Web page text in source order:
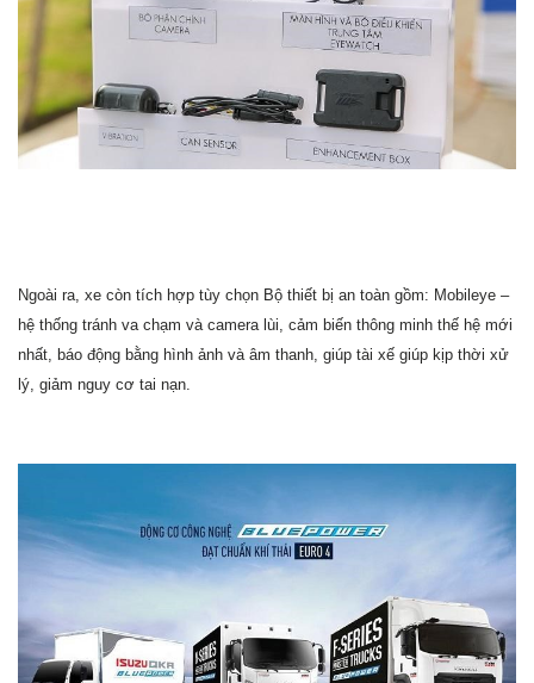
Ngoài ra, xe còn tích hợp tùy chọn Bộ thiết bị an toàn gồm: Mobileye –
hệ thống tránh va chạm và camera lùi, cảm biến thông minh thế hệ mới
nhất, báo động bằng hình ảnh và âm thanh, giúp tài xế giúp kịp thời xử
lý, giảm nguy cơ tai nạn.